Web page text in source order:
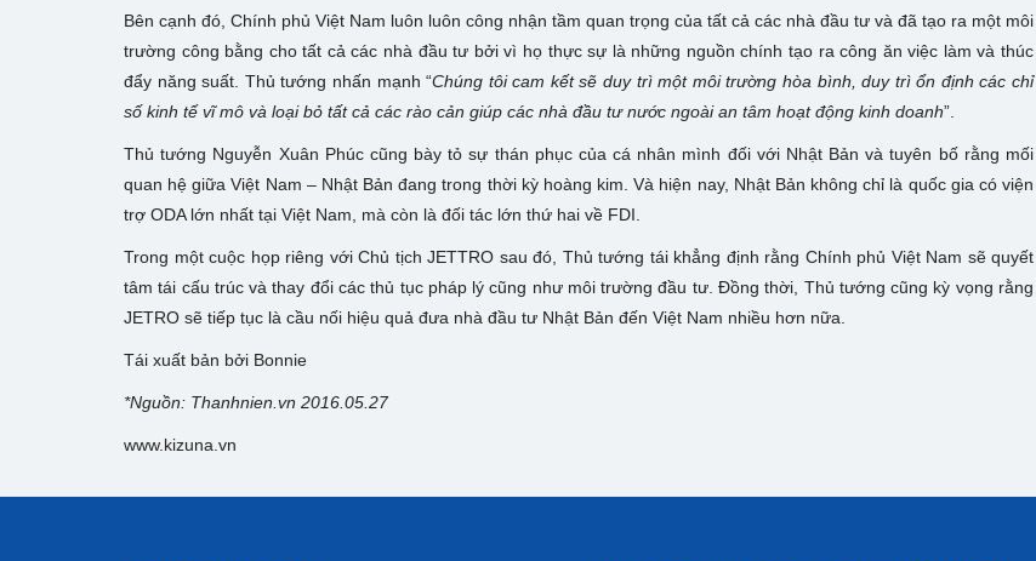
Bên cạnh đó, Chính phủ Việt Nam luôn luôn công nhận tầm quan trọng của tất cả các nhà đầu tư và đã tạo ra một môi
trường công bằng cho tất cả các nhà đầu tư bởi vì họ thực sự là những nguồn chính tạo ra công ăn việc làm và thúc
đẩy năng suất. Thủ tướng nhấn mạnh “Chúng tôi cam kết sẽ duy trì một môi trường hòa bình, duy trì ổn định các chỉ
số kinh tế vĩ mô và loại bỏ tất cả các rào cản giúp các nhà đầu tư nước ngoài an tâm hoạt động kinh doanh”.
Thủ tướng Nguyễn Xuân Phúc cũng bày tỏ sự thán phục của cá nhân mình đối với Nhật Bản và tuyên bố rằng mối
quan hệ giữa Việt Nam – Nhật Bản đang trong thời kỳ hoàng kim. Và hiện nay, Nhật Bản không chỉ là quốc gia có viện
trợ ODA lớn nhất tại Việt Nam, mà còn là đối tác lớn thứ hai về FDI.
Trong một cuộc họp riêng với Chủ tịch JETTRO sau đó, Thủ tướng tái khẳng định rằng Chính phủ Việt Nam sẽ quyết
tâm tái cấu trúc và thay đổi các thủ tục pháp lý cũng như môi trường đầu tư. Đồng thời, Thủ tướng cũng kỳ vọng rằng
JETRO sẽ tiếp tục là cầu nối hiệu quả đưa nhà đầu tư Nhật Bản đến Việt Nam nhiều hơn nữa.
Tái xuất bản bởi Bonnie
*Nguồn: Thanhnien.vn 2016.05.27
www.kizuna.vn